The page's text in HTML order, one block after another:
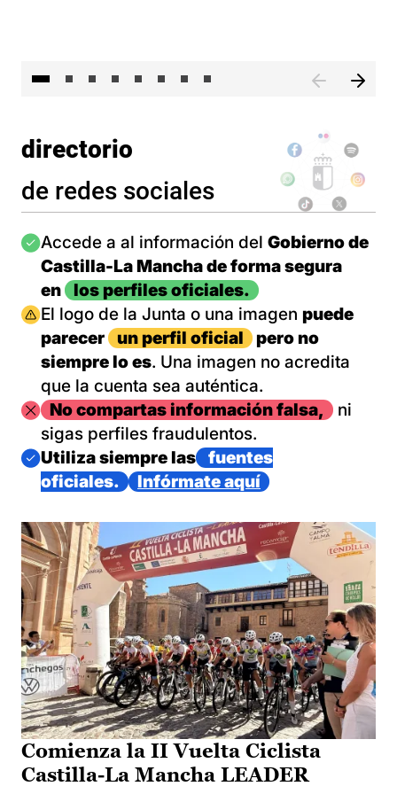
directorio
de redes sociales
Imagen
Accede a al información del Gobierno de
Castilla-La Mancha de forma segura
en
los perfiles oficiales.
Imagen
El logo de la Junta o una imagen puede
parecer
un perfil oficial
pero no
siempre lo es. Una imagen no acredita
que la cuenta sea auténtica.
ImagenNo compartas información falsa,
ni
sigas perfiles fraudulentos.
Imagen
Utiliza siempre las
fuentes
oficiales.
Infórmate aquí
Comienza la II Vuelta Ciclista
Castilla-La Mancha LEADER